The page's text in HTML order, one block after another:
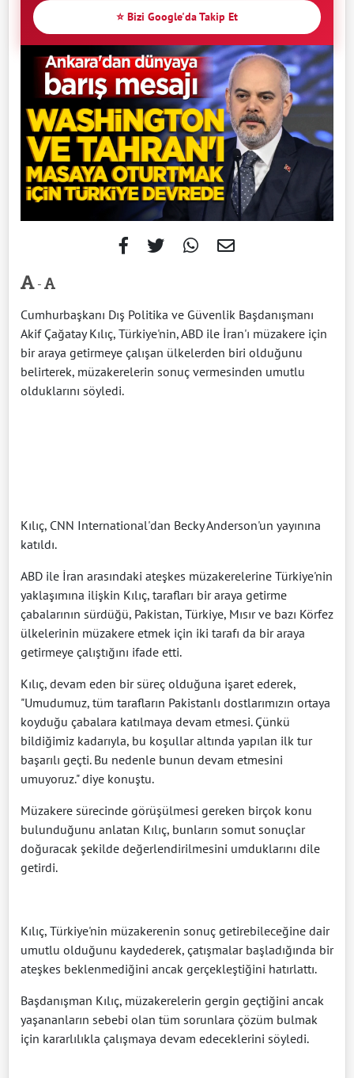
⭐ Bizi Google'da Takip Et
-
Cumhurbaşkanı Dış Politika ve Güvenlik Başdanışmanı
Akif Çağatay Kılıç, Türkiye'nin, ABD ile İran'ı müzakere için
bir araya getirmeye çalışan ülkelerden biri olduğunu
belirterek, müzakerelerin sonuç vermesinden umutlu
olduklarını söyledi.
Kılıç, CNN International'dan Becky Anderson'un yayınına
katıldı.
ABD ile İran arasındaki ateşkes müzakerelerine Türkiye'nin
yaklaşımına ilişkin Kılıç, tarafları bir araya getirme
çabalarının sürdüğü, Pakistan, Türkiye, Mısır ve bazı Körfez
ülkelerinin müzakere etmek için iki tarafı da bir araya
getirmeye çalıştığını ifade etti.
Kılıç, devam eden bir süreç olduğuna işaret ederek,
"Umudumuz, tüm tarafların Pakistanlı dostlarımızın ortaya
koyduğu çabalara katılmaya devam etmesi. Çünkü
bildiğimiz kadarıyla, bu koşullar altında yapılan ilk tur
başarılı geçti. Bu nedenle bunun devam etmesini
umuyoruz." diye konuştu.
Müzakere sürecinde görüşülmesi gereken birçok konu
bulunduğunu anlatan Kılıç, bunların somut sonuçlar
doğuracak şekilde değerlendirilmesini umduklarını dile
getirdi.
Kılıç, Türkiye'nin müzakerenin sonuç getirebileceğine dair
umutlu olduğunu kaydederek, çatışmalar başladığında bir
ateşkes beklenmediğini ancak gerçekleştiğini hatırlattı.
Başdanışman Kılıç, müzakerelerin gergin geçtiğini ancak
yaşananların sebebi olan tüm sorunlara çözüm bulmak
için kararlılıkla çalışmaya devam edeceklerini söyledi.